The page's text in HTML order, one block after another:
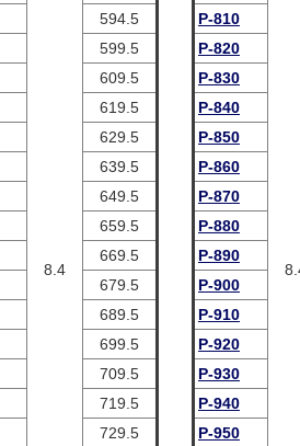
8.4
594.5
599.5
609.5
619.5
629.5
639.5
649.5
659.5
669.5
679.5
689.5
699.5
709.5
719.5
729.5
P-810
P-820
P-830
P-840
P-850
P-860
P-870
P-880
P-890
P-900
P-910
P-920
P-930
P-940
P-950